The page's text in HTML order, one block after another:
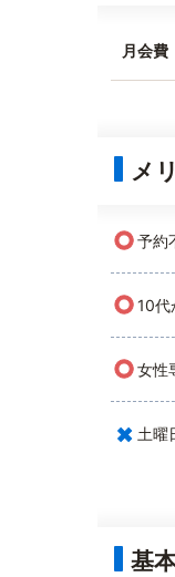
月会費
メ
○予約
○10代
○女性
× 土曜
基